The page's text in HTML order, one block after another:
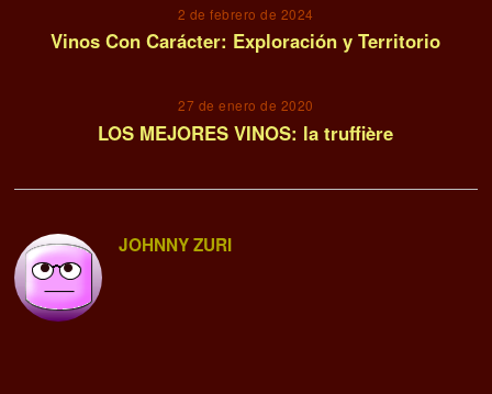
2 de febrero de 2024
Vinos Con Carácter: Exploración y Territorio
27 de enero de 2020
LOS MEJORES VINOS: la truffière
JOHNNY ZURI